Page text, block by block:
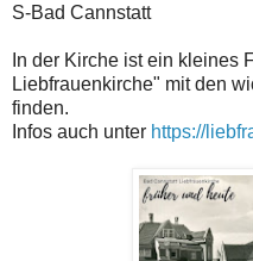
S-Bad Cannstatt
In der Kirche ist ein kleines
Liebfrauenkirche" mit den
finden.
Infos auch unter https://